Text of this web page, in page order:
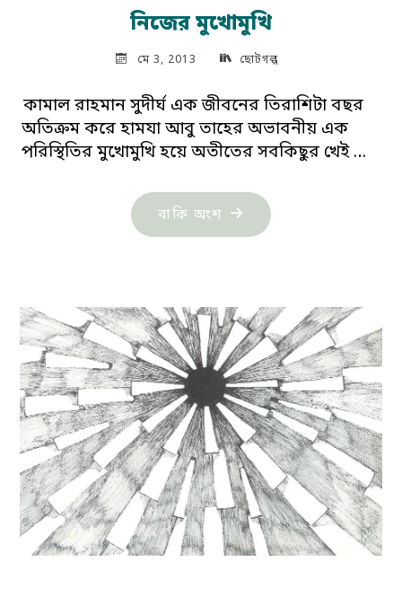
নিজের মুখোমুখি
মে 3, 2013 ছোটগল্প
কামাল রাহমান সুদীর্ঘ এক জীবনের তিরাশিটা বছর
অতিক্রম করে হামযা আবু তাহের অভাবনীয় এক
পরিস্থিতির মুখোমুখি হয়ে অতীতের সবকিছুর খেই …
বাকি অংশ "নিজের
মুখোমুখি"